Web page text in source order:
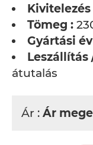
Kivitelezés
Tömeg :
Gyártási
Leszállítás
átutalás
Ár : Ár